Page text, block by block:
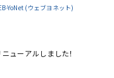
(ウェブヨネット)
ューアルしました！